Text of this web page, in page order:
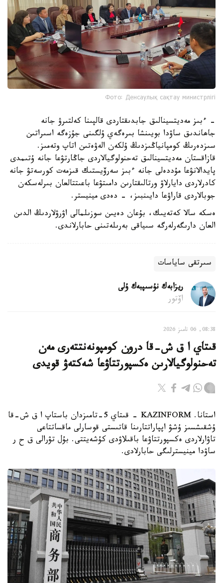
Фото: Денсаулық сақтау министрлігі
- ءبىز مەديتسينالىق جابدىقتاردى قالپىنا كەلتىرۋ جانە
جاھاندىق ساۋدا بويىنشا بىرەگەي ۇلگىنى جۇزەگە اسىراتىن
سىزدەرىڭ كومپانياڭىزدىڭ ۇلكەن الەۋەتىن اتاپ وتەمىز.
قازاقستان مەديتسينالىق تەحنولوگيالاردى جاڭارتۋعا جانە ۇتىمدى
پايدالانۋعا مۇددەلى جانە ءبىز سەرۆيستىك قىزمەت كورسەتۋ جانە
كادرلاردى دايارلاۋ ورتالىقتارىن دامىتۋعا باعىتتالعان بىرلەسكەن
جوبالاردى قاراۋعا دايىنبىز، - دەدى مينيستر.
ەسكە سالا كەتەيىك، بۇعان دەيىن سوزىلمالى اۋرۋلاردىڭ الدىن
العان دارىگەرلەرگە سىياقى بەرىلەتىنى حابارلاندى.
سىرتقى ساياسات
ريزابەك نۇسىپبەك ۇلى
اۆتور
08:38, 06 تامىز 2026
قىتاي ا ق ش-قا درون كومپونەنتتەرى مەن
تەحنولوگيالارىن ەكسپورتتاۋعا شەكتەۋ قويدى
استانا. KAZINFORM - قىتاي 5-تامىزدان باستاپ ا ق ش-قا
ۇشقىشسىز ۇشۋ اپپاراتتارىنا قاتىستى قوسارلى ماقساتتاعى
تاۋارلاردى ەكسپورتتاۋعا باقىلاۋدى كۇشەيتتى. بۇل تۋرالى ق ح ر
ساۋدا مينيسترلىگى حابارلادى.